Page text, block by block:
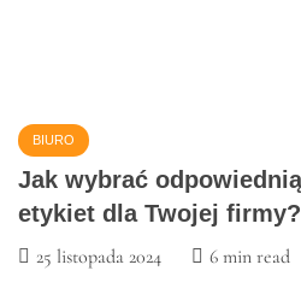
Style komunikowania
komunikację do zespołu?
27 listopada 2024